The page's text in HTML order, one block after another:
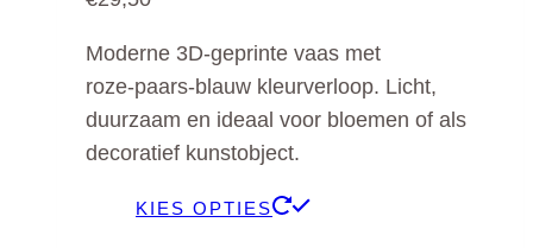
Moderne 3D‑geprinte vaas met
roze‑paars‑blauw kleurverloop. Licht,
duurzaam en ideaal voor bloemen of als
decoratief kunstobject.
KIES OPTIES